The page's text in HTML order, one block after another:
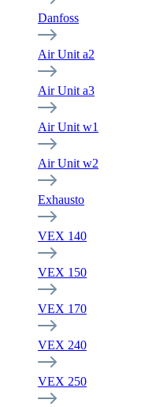
Danfoss
Air Unit a2
Air Unit a3
Air Unit w1
Air Unit w2
Exhausto
VEX 140
VEX 150
VEX 170
VEX 240
VEX 250